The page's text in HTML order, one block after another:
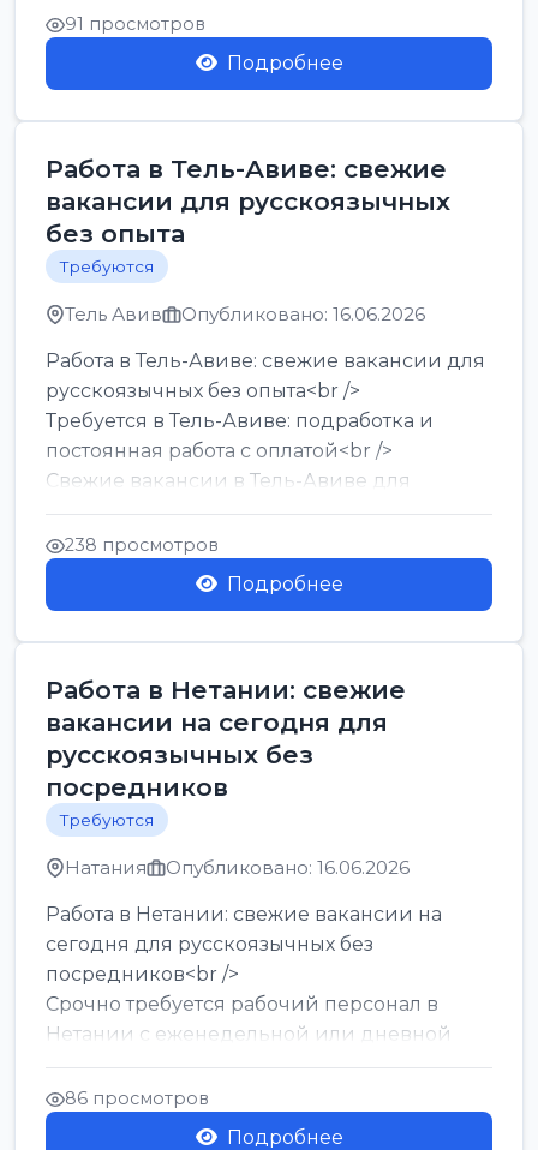
производстве: требу...
91 просмотров
Подробнее
Работа в Тель-Авиве: свежие
вакансии для русскоязычных
без опыта
Требуются
Тель Авив Опубликовано: 16.06.2026
Работа в Тель-Авиве: свежие вакансии для
русскоязычных без опыта<br />
Требуется в Тель-Авиве: подработка и
постоянная работа с оплатой<br />
Свежие вакансии в Тель-Авиве для
мужчин и женщин от хозя...
238 просмотров
Подробнее
Работа в Нетании: свежие
вакансии на сегодня для
русскоязычных без
посредников
Требуются
Натания Опубликовано: 16.06.2026
Работа в Нетании: свежие вакансии на
сегодня для русскоязычных без
посредников<br />
Срочно требуется рабочий персонал в
Нетании с еженедельной или дневной
оплатой<br />
Свежие вакансии в Нетании дл...
86 просмотров
Подробнее